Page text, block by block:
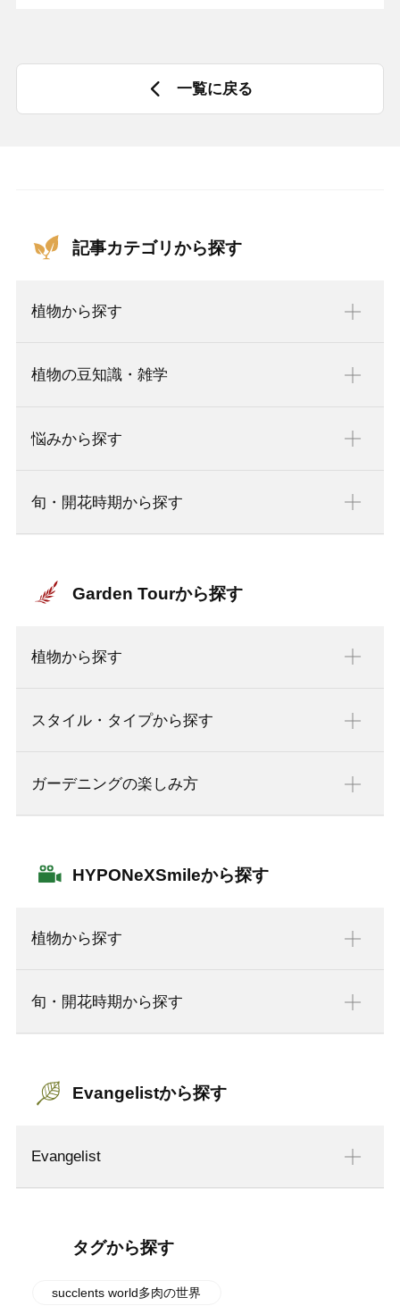
一覧に戻る
記事カテゴリから探す
植物から探す
植物の豆知識・雑学
悩みから探す
旬・開花時期から探す
Garden Tourから探す
植物から探す
スタイル・タイプから探す
ガーデニングの楽しみ方
HYPONeXSmileから探す
植物から探す
旬・開花時期から探す
Evangelistから探す
Evangelist
タグから探す
succlents world多肉の世界